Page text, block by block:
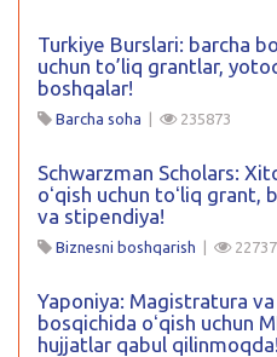
Turkiye Burslari: barcha
uchun to’liq grantlar,
boshqalar!
Barcha soha | 235873
Schwarzman Scholars:
oʻqish uchun toʻliq
va stipendiya!
Biznesni boshqarish |
Yaponiya: Magistratura
bosqichida oʻqish uchun
hujjatlar qabul qilinmoqda!